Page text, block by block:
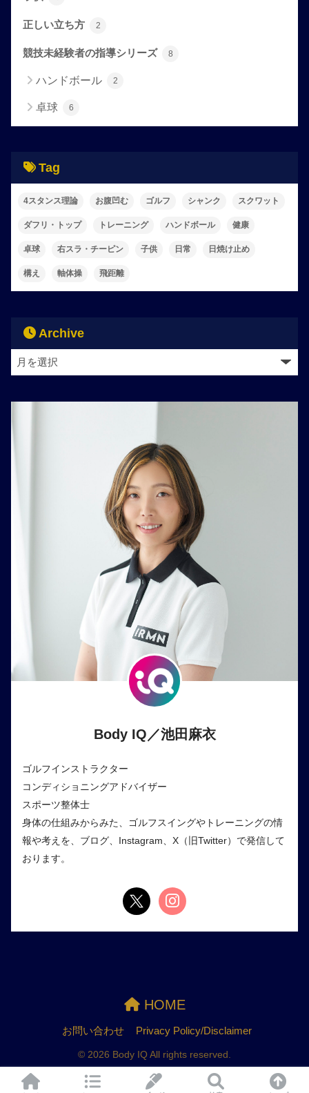
正しい立ち方 2
競技未経験者の指導シリーズ 8
ハンドボール 2
卓球 6
Tag
4スタンス理論 お腹凹む ゴルフ シャンク スクワット
ダフリ・トップ トレーニング ハンドボール 健康
卓球 右スラ・チーピン 子供 日常 日焼け止め
構え 軸体操 飛距離
Archive
Body IQ／池田麻衣
ゴルフインストラクター
コンディショニングアドバイザー
スポーツ整体士
身体の仕組みからみた、ゴルフスイングやトレーニングの情
報や考えを、ブログ、Instagram、X（旧Twitter）で発信して
おります。
HOME
お問い合わせ Privacy Policy/Disclaimer
© 2026 Body IQ All rights reserved.